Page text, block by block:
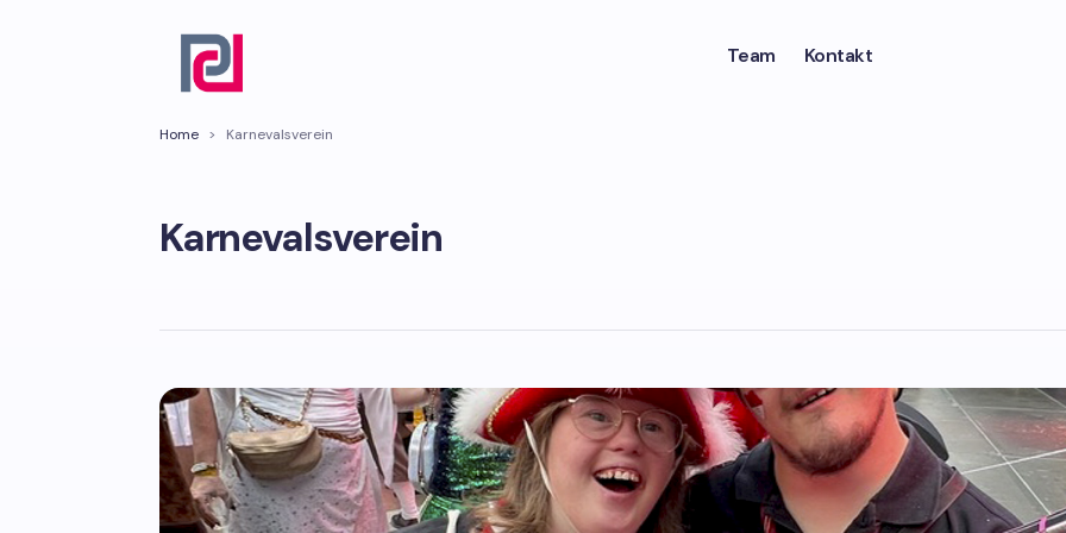
Team Kontakt
Home > Karnevalsverein
Karnevalsverein